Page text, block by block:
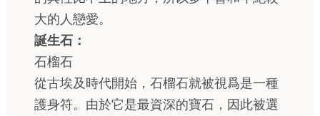
大的人戀愛。
誕生石：
石榴石
從古埃及時代開始，石榴石就被視爲是一種
護身符。由於它是最資深的寶石，因此被選